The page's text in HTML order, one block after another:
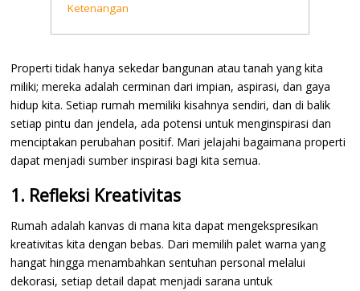
Ketenangan
Properti tidak hanya sekedar bangunan atau tanah yang kita
miliki; mereka adalah cerminan dari impian, aspirasi, dan gaya
hidup kita. Setiap rumah memiliki kisahnya sendiri, dan di balik
setiap pintu dan jendela, ada potensi untuk menginspirasi dan
menciptakan perubahan positif. Mari jelajahi bagaimana properti
dapat menjadi sumber inspirasi bagi kita semua.
1. Refleksi Kreativitas
Rumah adalah kanvas di mana kita dapat mengekspresikan
kreativitas kita dengan bebas. Dari memilih palet warna yang
hangat hingga menambahkan sentuhan personal melalui
dekorasi, setiap detail dapat menjadi sarana untuk